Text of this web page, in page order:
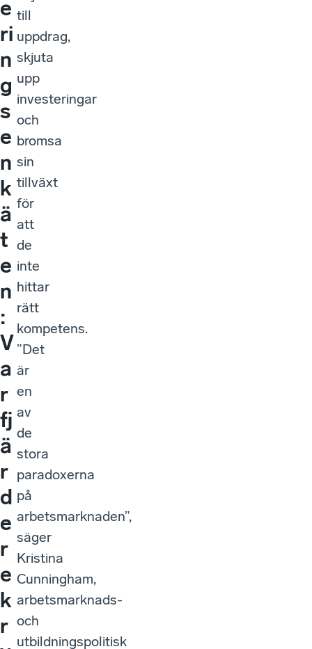
e
ri
n
g
s
e
n
k
ä
t
e
n
:
V
a
r
fj
ä
r
d
e
r
e
k
r
till
uppdrag,
skjuta
upp
investeringar
och
bromsa
sin
tillväxt
för
att
de
inte
hittar
rätt
kompetens.
”Det
är
en
av
de
stora
paradoxerna
på
arbetsmarknaden”,
säger
Kristina
Cunningham,
arbetsmarknads-
och
utbildningspolitisk